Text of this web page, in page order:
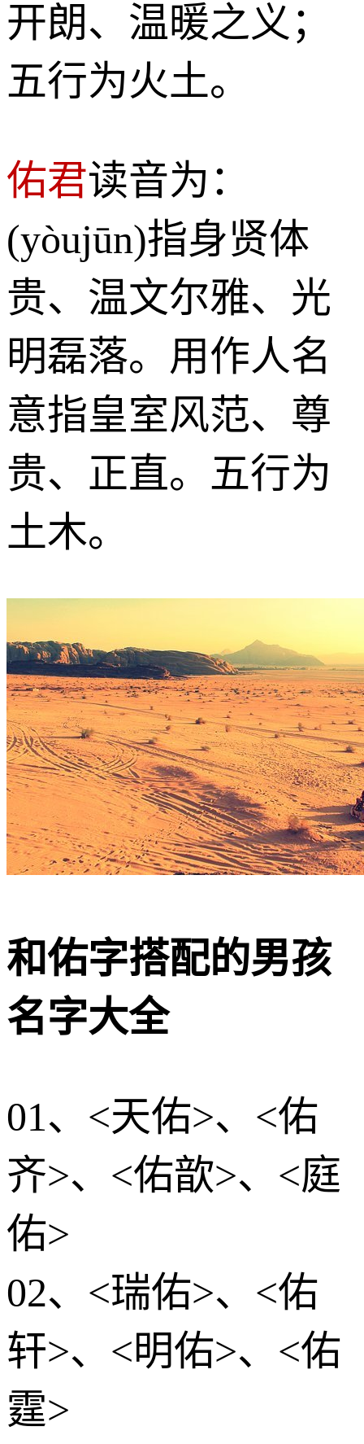
开朗、温暖之义；
五行为火土。
佑君读音为：
(yòujūn)指身贤体
贵、温文尔雅、光
明磊落。用作人名
意指皇室风范、尊
贵、正直。五行为
土木。
和佑字搭配的男孩
名字大全
01、<天佑>、<佑
齐>、<佑歆>、<庭
佑>
02、<瑞佑>、<佑
轩>、<明佑>、<佑
霆>